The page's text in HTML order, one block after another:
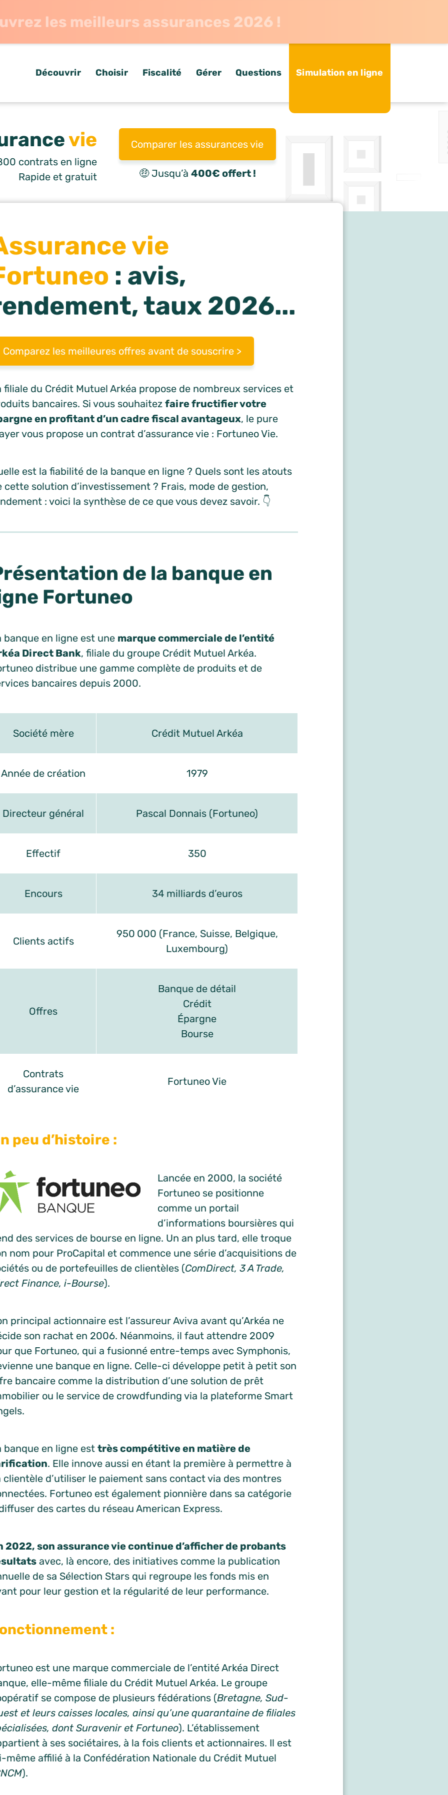
les meilleurs assurances 2026 !
Découvrir Choisir Fiscalité Gérer Questions Simulation en ligne
vie
contrats en ligne
Rapide et gratuit
Comparer les assurances vie
🤑 Jusqu’à 400€ offert !
vie
: avis,
taux 2026...
Comparez les meilleures offres avant de souscrire >
filiale du Crédit Mutuel Arkéa propose de nombreux services et
bancaires. Si vous souhaitezfaire fructifier votre
en profitant d’un cadre fiscal avantageux, le pure
vous propose un contrat d’assurance vie : Fortuneo Vie.
est la fiabilité de la banque en ligne ? Quels sont les atouts
cette solution d’investissement ? Frais, mode de gestion,
: voici la synthèse de ce que vous devez savoir. 👇
de la banque en
Fortuneo
banque en ligne est une marque commerciale de l’entité
Direct Bank, filiale du groupe Crédit Mutuel Arkéa.
distribue une gamme complète de produits et de
bancaires depuis 2000.
Société mère Crédit Mutuel Arkéa
Année de création 1979
Directeur général Pascal Donnais (Fortuneo)
Effectif 350
Encours 34 milliards d’euros
Clients actifs
950 000 (France, Suisse, Belgique,
Luxembourg)
Offres
Banque de détail
Crédit
Épargne
Bourse
Contrats
d’assurance vie
Fortuneo Vie
peu d’histoire :
Lancée en 2000, la société
Fortuneo se positionne
comme un portail
d’informations boursières qui
des services de bourse en ligne. Un an plus tard, elle troque
nom pour ProCapital et commence une série d’acquisitions de
ou de portefeuilles de clientèles (ComDirect, 3 A Trade,
Finance, i-Bourse).
principal actionnaire est l’assureur Aviva avant qu’Arkéa ne
son rachat en 2006. Néanmoins, il faut attendre 2009
que Fortuneo, qui a fusionné entre-temps avec Symphonis,
une banque en ligne. Celle-ci développe petit à petit son
bancaire comme la distribution d’une solution de prêt
ou le service de crowdfunding via la plateforme Smart
banque en ligne esttrès compétitive en matière de
. Elle innove aussi en étant la première à permettre à
clientèle d’utiliser le paiement sans contact via des montres
Fortuneo est également pionnière dans sa catégorie
des cartes du réseau American Express.
2022, son assurance vie continue d’afficher de probants
avec, là encore, des initiatives comme la publication
de sa Sélection Stars qui regroupe les fonds mis en
pour leur gestion et la régularité de leur performance.
:
est une marque commerciale de l’entité Arkéa Direct
elle-même filiale du Crédit Mutuel Arkéa. Le groupe
se compose de plusieurs fédérations (Bretagne, Sud-
et leurs caisses locales, ainsi qu’une quarantaine de filiales
dont Suravenir et Fortuneo). L’établissement
à ses sociétaires, à la fois clients et actionnaires. Il est
même affilié à la Confédération Nationale du Crédit Mutuel
).